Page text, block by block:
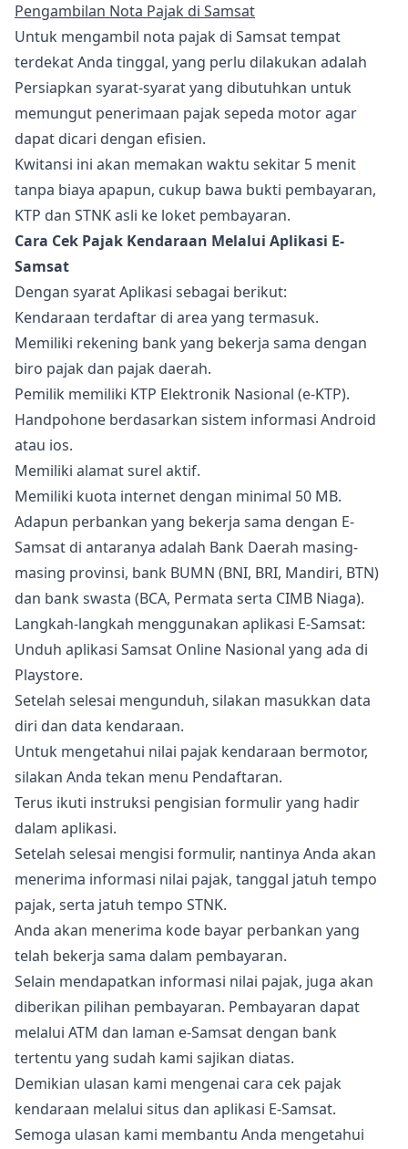
Pengambilan Nota Pajak di Samsat
Untuk mengambil nota pajak di Samsat tempat
terdekat Anda tinggal, yang perlu dilakukan adalah
Persiapkan syarat-syarat yang dibutuhkan untuk
memungut penerimaan pajak sepeda motor agar
dapat dicari dengan efisien.
Kwitansi ini akan memakan waktu sekitar 5 menit
tanpa biaya apapun, cukup bawa bukti pembayaran,
KTP dan STNK asli ke loket pembayaran.
Cara Cek Pajak Kendaraan Melalui Aplikasi E-
Samsat
Dengan syarat Aplikasi sebagai berikut:
Kendaraan terdaftar di area yang termasuk.
Memiliki rekening bank yang bekerja sama dengan
biro pajak dan pajak daerah.
Pemilik memiliki KTP Elektronik Nasional (e-KTP).
Handpohone berdasarkan sistem informasi Android
atau ios.
Memiliki alamat surel aktif.
Memiliki kuota internet dengan minimal 50 MB.
Adapun perbankan yang bekerja sama dengan E-
Samsat di antaranya adalah Bank Daerah masing-
masing provinsi, bank BUMN (BNI, BRI, Mandiri, BTN)
dan bank swasta (BCA, Permata serta CIMB Niaga).
Langkah-langkah menggunakan aplikasi E-Samsat:
Unduh aplikasi Samsat Online Nasional yang ada di
Playstore.
Setelah selesai mengunduh, silakan masukkan data
diri dan data kendaraan.
Untuk mengetahui nilai pajak kendaraan bermotor,
silakan Anda tekan menu Pendaftaran.
Terus ikuti instruksi pengisian formulir yang hadir
dalam aplikasi.
Setelah selesai mengisi formulir, nantinya Anda akan
menerima informasi nilai pajak, tanggal jatuh tempo
pajak, serta jatuh tempo STNK.
Anda akan menerima kode bayar perbankan yang
telah bekerja sama dalam pembayaran.
Selain mendapatkan informasi nilai pajak, juga akan
diberikan pilihan pembayaran. Pembayaran dapat
melalui ATM dan laman e-Samsat dengan bank
tertentu yang sudah kami sajikan diatas.
Demikian ulasan kami mengenai cara cek pajak
kendaraan melalui situs dan aplikasi E-Samsat.
Semoga ulasan kami membantu Anda mengetahui